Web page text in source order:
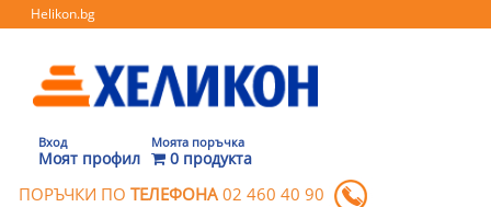
Helikon.bg
Вход
Моят профил
Моята поръчка
0 продукта
ПОРЪЧКИ ПО ТЕЛЕФОНА 02 460 40 90